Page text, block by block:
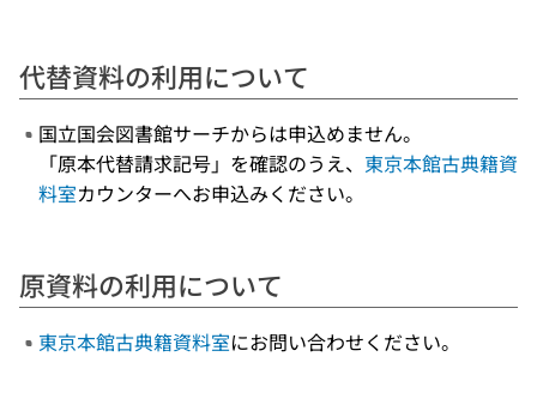
代替資料の利用について
国立国会図書館サーチからは申込めません。
「原本代替請求記号」を確認のうえ、 東京本館古典籍資
料室カウンターへお申込みください。
原資料の利用について
東京本館古典籍資料室にお問い合わせください。